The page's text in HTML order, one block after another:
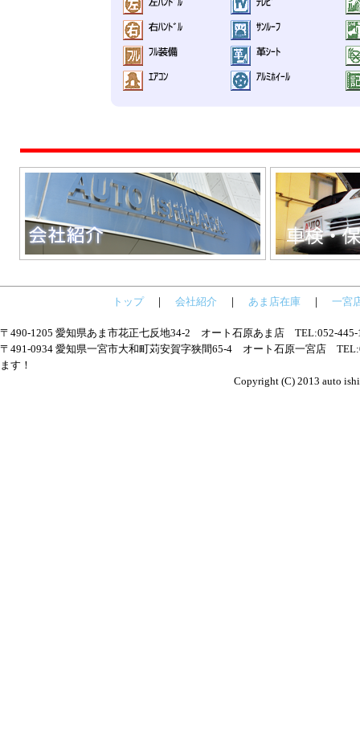
トップ｜ 会社紹介 ｜ あま店在庫 ｜ 一宮
〒490-1205 愛知県あま市花正七反地34-2 オート石原あま店 TEL:052-
〒491-0934 愛知県一宮市大和町苅安賀字狭間65-4 オート石原一宮店
ます！
Copyright (C) 2013 auto